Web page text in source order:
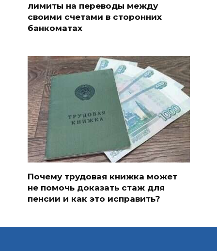
лимиты на переводы между
своими счетами в сторонних
банкоматах
Почему трудовая книжка может
не помочь доказать стаж для
пенсии и как это исправить?